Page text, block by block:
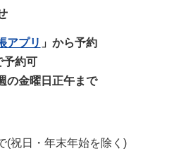
アプリ 」から予約
予約可
の金曜日正午まで
(祝日・年末年始を除く)